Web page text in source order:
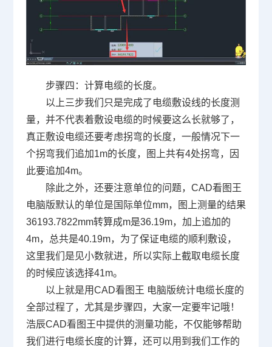
步骤四：计算电缆的长度。
以上三步我们只是完成了电缆敷设线的长度测
量，并不代表着敷设电缆的时候要这么长就够了，
真正敷设电缆还要考虑拐弯的长度，一般情况下一
个拐弯我们追加1m的长度，图上共有4处拐弯，因
此要追加4m。
除此之外，还要注意单位的问题， CAD看图王
电脑版默认的单位是国际单位mm，图上测量的结果
36193.7822mm转算成m是36.19m，加上追加的
4m，总共是40.19m，为了保证电缆的顺利敷设，
这里我们是见小数就进，所以实际上截取电缆长度
的时候应该选择41m。
以上就是用CAD看图王 电脑版统计电缆长度的
全部过程了，尤其是步骤四，大家一定要牢记哦！
浩辰CAD看图王中提供的测量功能，不仅能够帮助
我们进行电缆长度的计算，还可以用到我们工作的